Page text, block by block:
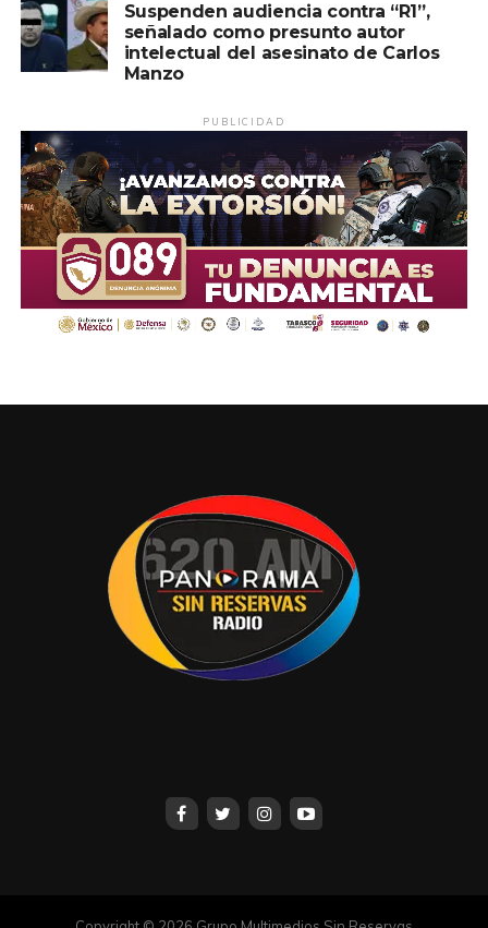
Suspenden audiencia contra “R1”,
señalado como presunto autor
intelectual del asesinato de Carlos
Manzo
PUBLICIDAD